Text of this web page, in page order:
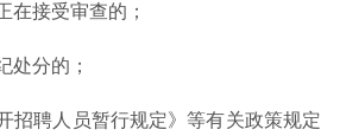
在接受审查的；
处分的；
招聘人员暂行规定》等有关政策规定